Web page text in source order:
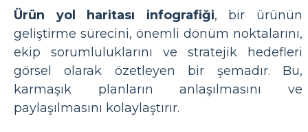
Ürün yol haritası infografiği, bir ürünün
geliştirme sürecini, önemli dönüm noktalarını,
ekip sorumluluklarını ve stratejik hedefleri
görsel olarak özetleyen bir şemadır. Bu,
karmaşık planların anlaşılmasını ve
paylaşılmasını kolaylaştırır.